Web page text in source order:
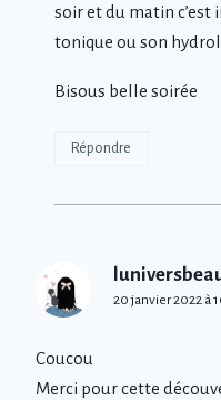
soir et du matin c’est
tonique ou son
Bisous belle soirée
Répondre
20 janvier 2022 à
Coucou
Merci pour cette